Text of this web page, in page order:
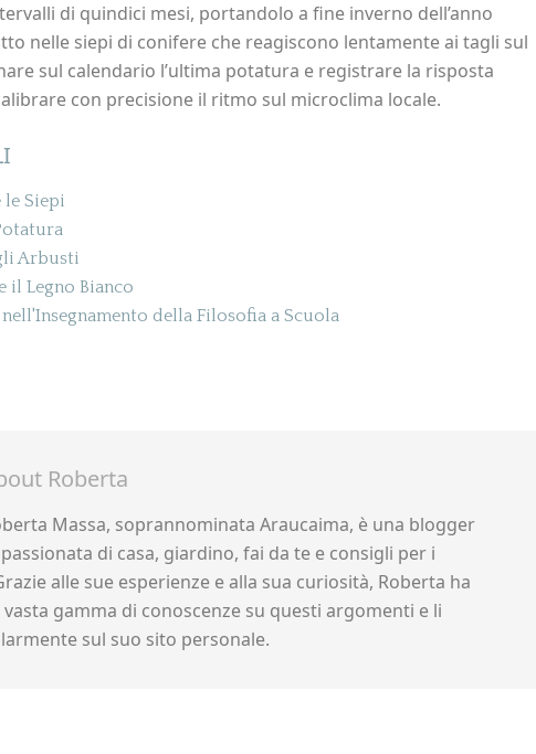
di quindici mesi, portandolo a fine inverno dell’anno
nelle siepi di conifere che reagiscono lentamente ai tagli sul
sul calendario l’ultima potatura e registrare la risposta
con precisione il ritmo sul microclima locale.
le Siepi
Arbusti
il Legno Bianco
della Filosofia a Scuola
Roberta
Massa, soprannominata Araucaima, è una blogger
di casa, giardino, fai da te e consigli per i
alle sue esperienze e alla sua curiosità, Roberta ha
gamma di conoscenze su questi argomenti e li
sul suo sito personale.